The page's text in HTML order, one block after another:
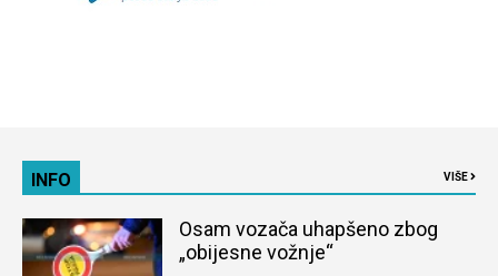
INFO VIŠE
Osam vozača uhapšeno zbog
„obijesne vožnje“